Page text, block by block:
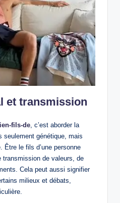
et transmission
fils-de, c’est aborder la
seulement génétique, mais
le fils d’une personne
transmission de valeurs, de
Cela peut aussi signifier
milieux et débats,